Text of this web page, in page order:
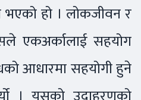
भएको हो । लोकजीवन र
एकअर्कालाई सहयोग
आधारमा सहयोगी हुने